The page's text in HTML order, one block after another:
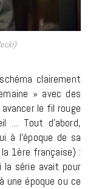
clairement
» avec des
le fil rouge
… Tout d’abord,
à l’époque de sa
1ère française) :
la série avait pour
une époque ou ce